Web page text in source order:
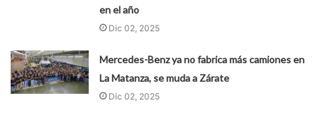
en el año
Dic 02, 2025
Mercedes-Benz ya no fabrica más camiones en
La Matanza, se muda a Zárate
Dic 02, 2025